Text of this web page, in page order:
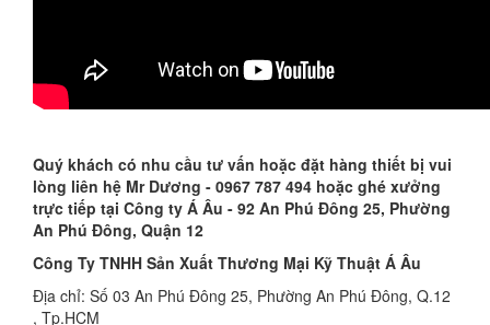
Quý khách có nhu cầu tư vấn hoặc đặt hàng thiết bị vui
lòng liên hệ Mr Dương - 0967 787 494 hoặc ghé xưởng
trực tiếp tại Công ty Á Âu - 92 An Phú Đông 25, Phường
An Phú Đông, Quận 12
Công Ty TNHH Sản Xuất Thương Mại Kỹ Thuật Á Âu
Địa chỉ: Số 03 An Phú Đông 25, Phường An Phú Đông, Q.12
, Tp.HCM